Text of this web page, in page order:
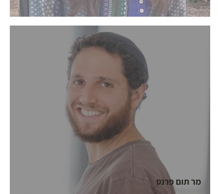
מר תום פרנס